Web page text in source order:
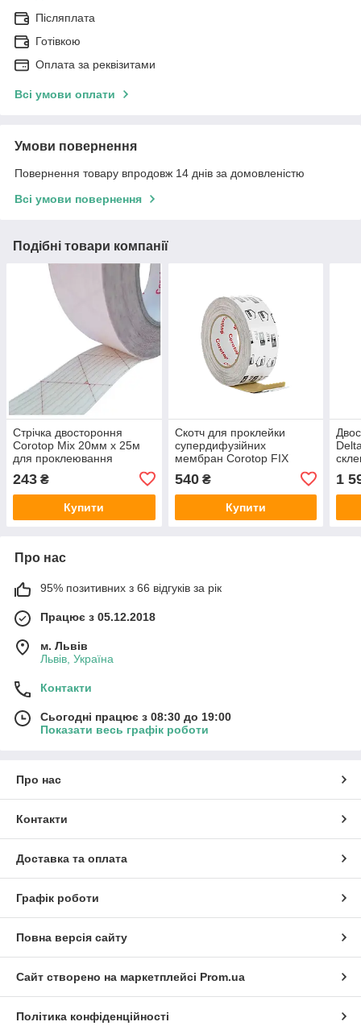
Післяплата
Готівкою
Оплата за реквізитами
Всі умови оплати
Умови повернення
Повернення товару впродовж 14 днів за домовленістю
Всі умови повернення
Подібні товари компанії
Стрічка двостороння
Corotop Mix 20мм х 25м
для проклеювання
гідробар'єру склеювання
супердифузійної
мембрани
243 ₴
Купити
Скотч для проклейки
супердифузійних
мембран Corotop FIX
для Ремонту та З'єднання
540₴
Купити
1
Про нас
95% позитивних з 66 відгуків за рік
Працює з 05.12.2018
м. Львів
Львів, Україна
Контакти
Сьогодні працює з 08:30 до 19:00
Показати весь графік роботи
Про нас
Контакти
Доставка та оплата
Графік роботи
Повна версія сайту
Сайт створено на маркетплейсі Prom.ua
Політика конфіденційності